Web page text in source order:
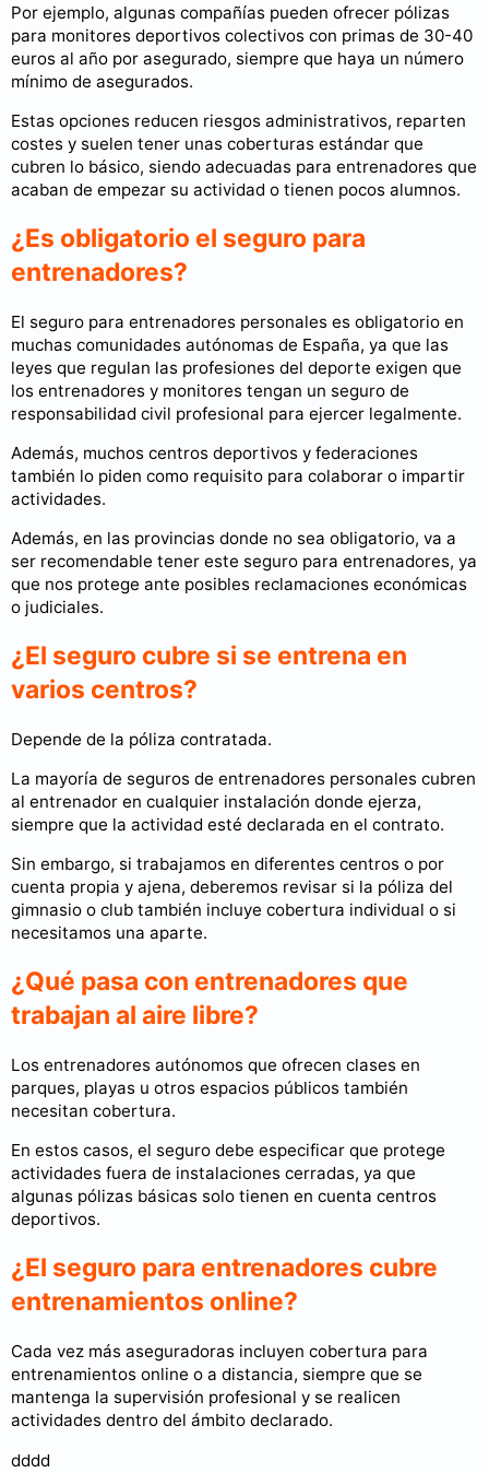
Por ejemplo, algunas compañías pueden ofrecer pólizas
para monitores deportivos colectivos con primas de 30-40
euros al año por asegurado, siempre que haya un número
mínimo de asegurados.
Estas opciones reducen riesgos administrativos, reparten
costes y suelen tener unas coberturas estándar que
cubren lo básico, siendo adecuadas para entrenadores que
acaban de empezar su actividad o tienen pocos alumnos.
¿Es obligatorio el seguro para
entrenadores?
El seguro para entrenadores personales es obligatorio en
muchas comunidades autónomas de España, ya que las
leyes que regulan las profesiones del deporte exigen que
los entrenadores y monitores tengan un seguro de
responsabilidad civil profesional para ejercer legalmente.
Además, muchos centros deportivos y federaciones
también lo piden como requisito para colaborar o impartir
actividades.
Además, en las provincias donde no sea obligatorio, va a
ser recomendable tener este seguro para entrenadores, ya
que nos protege ante posibles reclamaciones económicas
o judiciales.
¿El seguro cubre si se entrena en
varios centros?
Depende de la póliza contratada.
La mayoría de seguros de entrenadores personales cubren
al entrenador en cualquier instalación donde ejerza,
siempre que la actividad esté declarada en el contrato.
Sin embargo, si trabajamos en diferentes centros o por
cuenta propia y ajena, deberemos revisar si la póliza del
gimnasio o club también incluye cobertura individual o si
necesitamos una aparte.
¿Qué pasa con entrenadores que
trabajan al aire libre?
Los entrenadores autónomos que ofrecen clases en
parques, playas u otros espacios públicos también
necesitan cobertura.
En estos casos, el seguro debe especificar que protege
actividades fuera de instalaciones cerradas, ya que
algunas pólizas básicas solo tienen en cuenta centros
deportivos.
¿El seguro para entrenadores cubre
entrenamientos online?
Cada vez más aseguradoras incluyen cobertura para
entrenamientos online o a distancia, siempre que se
mantenga la supervisión profesional y se realicen
actividades dentro del ámbito declarado.
dddd